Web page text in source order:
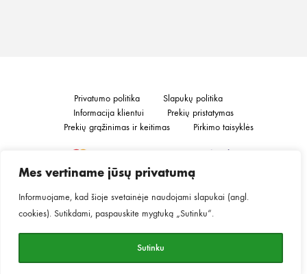
Mes vertiname jūsų privatumą
Informuojame, kad šioje svetainėje naudojami slapukai (angl.
cookies). Sutikdami, paspauskite mygtuką „Sutinku“.
Sutinku
Privatumo politika
Slapukų politika
Informacija klientui
Prekių pristatymas
Prekių grąžinimas ir keitimas
Pirkimo taisyklės